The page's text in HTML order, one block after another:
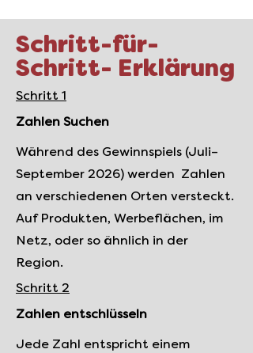
Schritt-für-
Schritt- Erklärung
Schritt 1
Zahlen Suchen
Während des Gewinnspiels (Juli–
September 2026) werden Zahlen
an verschiedenen Orten versteckt.
Auf Produkten, Werbeflächen, im
Netz, oder so ähnlich in der
Region.
Schritt 2
Zahlen entschlüsseln
Jede Zahl entspricht einem